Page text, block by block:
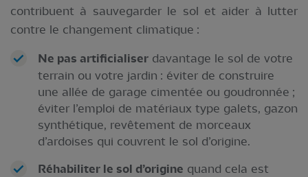
contribuent à sauvegarder le sol et aider à lutter
contre le changement climatique :
Ne pas artificialiser davantage le sol de votre
terrain ou votre jardin : éviter de construire
une allée de garage cimentée ou goudronnée ;
éviter l’emploi de matériaux type galets, gazon
synthétique, revêtement de morceaux
d’ardoises qui couvrent le sol d’origine.
Réhabiliter le sol d’origine quand cela est